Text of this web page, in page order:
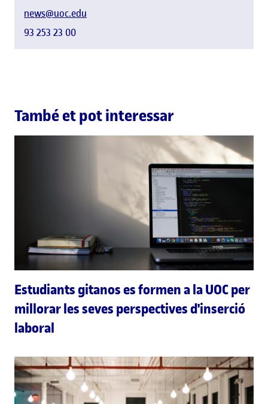
news@uoc.edu
93 253 23 00
També et pot interessar
Estudiants gitanos es formen a la UOC per
millorar les seves perspectives d'inserció
laboral